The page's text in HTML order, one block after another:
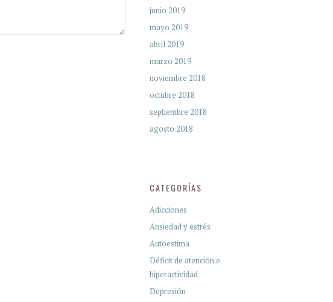
junio 2019
mayo 2019
abril 2019
marzo 2019
noviembre 2018
octubre 2018
septiembre 2018
agosto 2018
CATEGORÍAS
Adicciones
Ansiedad y estrés
Autoestima
Déficit de atención e
hiperactividad
Depresión